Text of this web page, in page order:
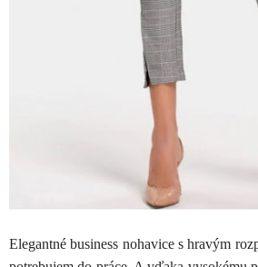
Elegantné business nohavice s hravým